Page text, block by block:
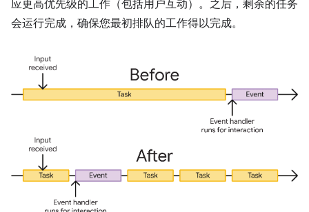
应更高优先级的工作（包括用户互动）。之后，剩余的任务
会运行完成，确保您最初排队的工作得以完成。